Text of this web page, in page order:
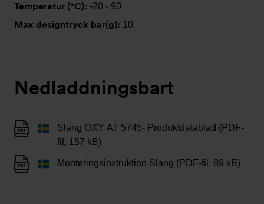
Temperatur (°C): -20 - 90
Max designtryck bar(g): 10
Nedladdningsbart
Slang OXY AT 5745- Produktdatablad (PDF-
fil, 157 kB)
Monteringsinstruktion Slang (PDF-fil, 89 kB)